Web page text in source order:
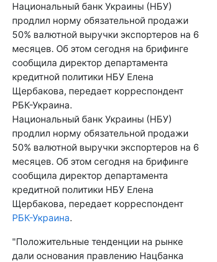
Национальный банк Украины (НБУ)
продлил норму обязательной продажи
50% валютной выручки экспортеров на 6
месяцев. Об этом сегодня на брифинге
сообщила директор департамента
кредитной политики НБУ Елена
Щербакова, передает корреспондент
РБК-Украина.
Национальный банк Украины (НБУ)
продлил норму обязательной продажи
50% валютной выручки экспортеров на 6
месяцев. Об этом сегодня на брифинге
сообщила директор департамента
кредитной политики НБУ Елена
Щербакова, передает корреспондент
РБК-Украина.
"Положительные тенденции на рынке
дали основания правлению Нацбанка